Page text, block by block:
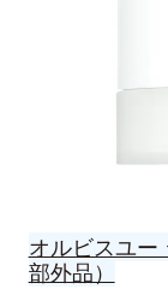
オルビスユー
部外品）